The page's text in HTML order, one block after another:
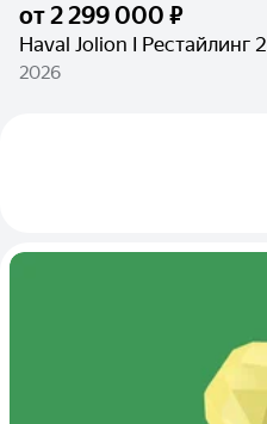
от2 299 000 ₽
Haval Jolion I Рестайлинг 2
2026